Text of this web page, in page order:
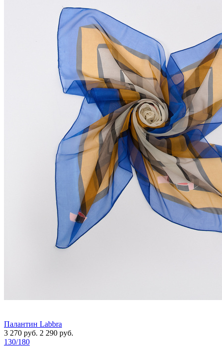
Палантин Labbra
3 270 руб. 2 290 руб.
130/180